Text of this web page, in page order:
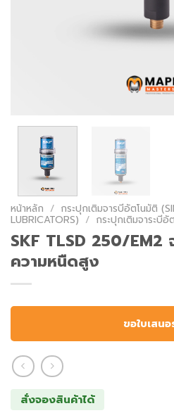
หน้าหลัก / กระปุกเติมจารบีอัตโนมัติ
LUBRICATORS) / กระปุกเติมจาระบี
SKF TLSD 250/EM2
ความหนืดสูง
ขอใบเสนอ
สั่งจองสินค้าได้